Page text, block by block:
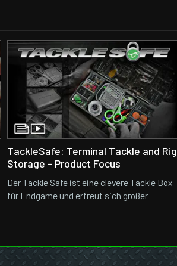
TackleSafe: Terminal Tackle and Rig
Storage - Product Focus
Der Tackle Safe ist eine clevere Tackle Box
für Endgame und erfreut sich großer